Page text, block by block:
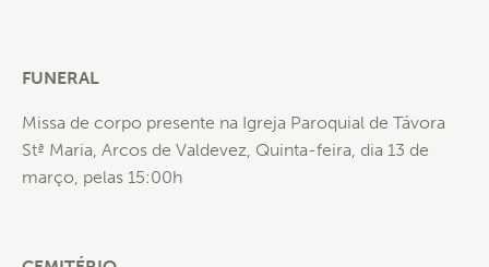
FUNERAL
Missa de corpo presente na Igreja Paroquial de Távora
Stª Maria, Arcos de Valdevez, Quinta-feira, dia 13 de
março, pelas 15:00h